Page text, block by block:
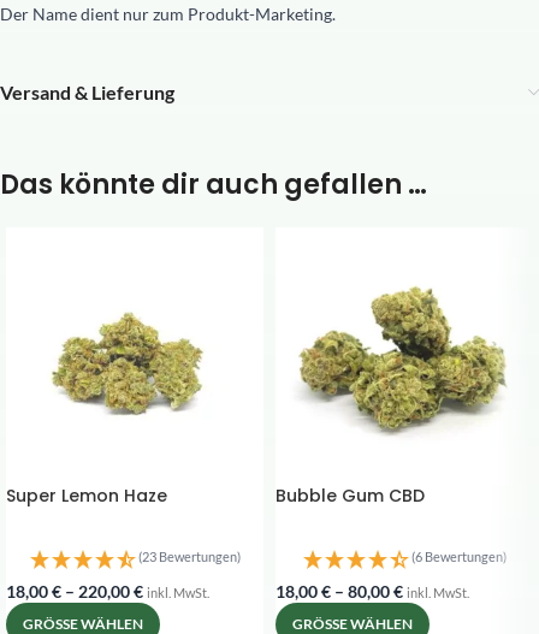
Der Name dient nur zum Produkt-Marketing.
Versand & Lieferung
Das könnte dir auch gefallen …
Super Lemon Haze
18,00€ – 220,00€ inkl. MwSt.
GRÖSSE WÄHLEN
(23 Bewertungen)
Bubble Gum CBD
18,00€ – 80,00€ inkl. MwSt.
GRÖSSE WÄHLEN
(6 Bewertungen)